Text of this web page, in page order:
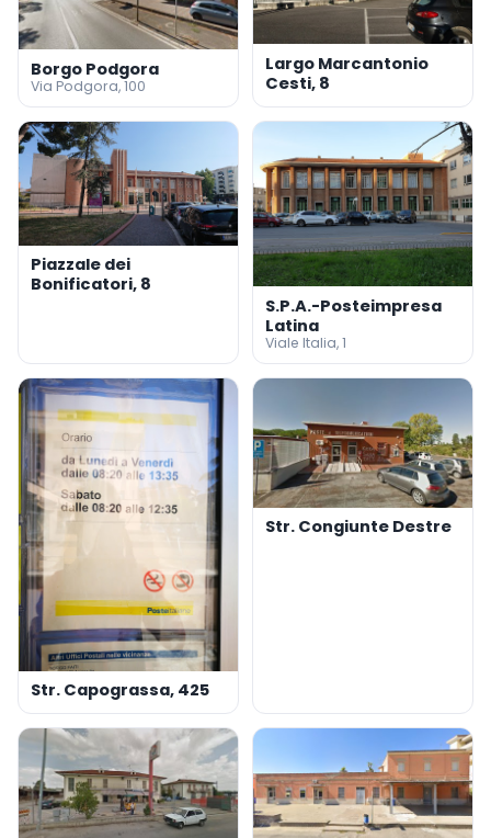
Borgo Podgora
Via Podgora, 100
Largo Marcantonio
Cesti, 8
Piazzale dei
Bonificatori, 8
S.P.A.-Posteimpresa
Latina
Viale Italia, 1
Str. Capograssa, 425
Str. Congiunte Destre